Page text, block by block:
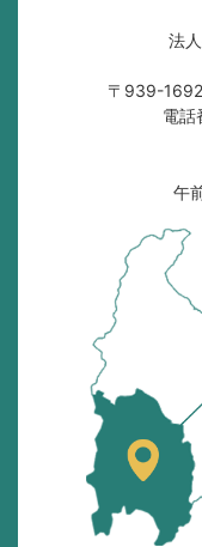
法
〒939-
電話
午
位
置
を
記
し
た
地